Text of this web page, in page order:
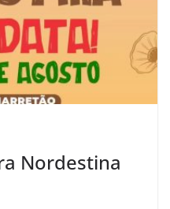
Nordestina